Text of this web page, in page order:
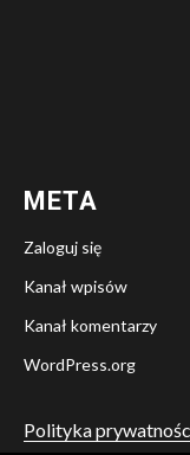
META
Zaloguj się
Kanał wpisów
Kanał komentarzy
WordPress.org
Polityka